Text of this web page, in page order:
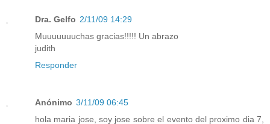
Dra. Gelfo 2/11/09 14:29
Muuuuuuuchas gracias!!!!! Un abrazo
judith
Responder
Anónimo 3/11/09 06:45
hola maria jose, soy jose sobre el evento del proximo dia 7,